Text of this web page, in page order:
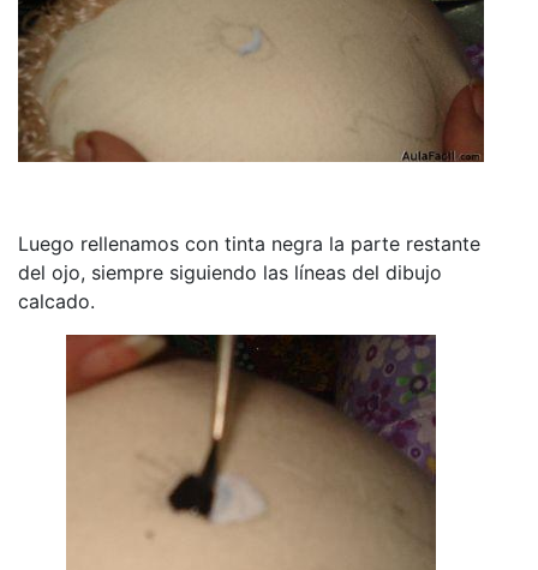
Luego rellenamos con tinta negra la parte restante
del ojo, siempre siguiendo las líneas del dibujo
calcado.